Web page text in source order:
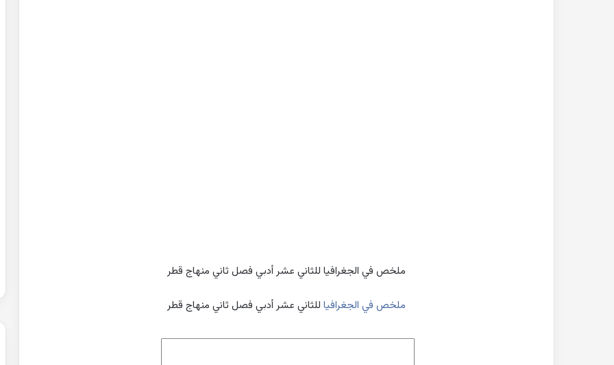
ملخص في الجغرافيا للثاني عشر أدبي فصل ثاني منهاج قطر
ملخص في الجغرافيا للثاني عشر أدبي فصل ثاني منهاج قطر